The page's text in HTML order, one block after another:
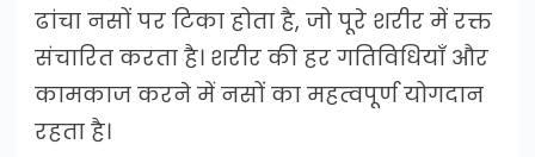
ढांचा नसों पर टिका होता है, जो पूरे शरीर में रक्त
संचारित करता है। शरीर की हर गतिविधियाँ और
कामकाज करने में नसों का महत्वपूर्ण योगदान
रहता है।